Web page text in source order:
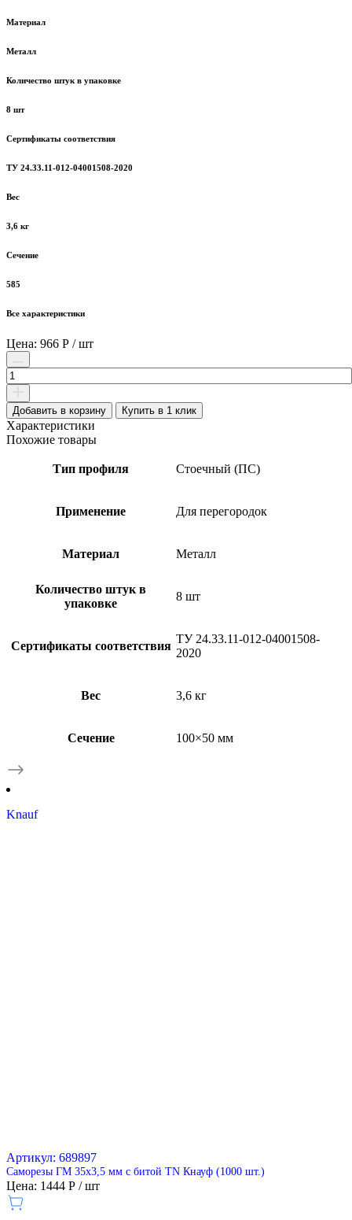
Материал
Металл
Количество штук в упаковке
8 шт
Сертификаты соответствия
ТУ 24.33.11-012-04001508-2020
Вес
3,6 кг
Сечение
585
Все характеристики
Цена: 966 Р / шт
Количество
товара
Профиль
стоечный
Knauf
100х50
мм
Добавить в корзину Купить в 1 клик
Характеристики
Похожие товары
Тип профиля Стоечный (ПС)
Применение Для перегородок
Материал Металл
Количество штук в
упаковке
8 шт
Сертификаты соответствия
ТУ 24.33.11-012-04001508-
2020
Вес 3,6 кг
Сечение 100×50 мм
Knauf
Артикул: 689897
Саморезы ГМ 35x3,5 мм с битой TN Кнауф (1000 шт.)
Цена: 1444 Р / шт